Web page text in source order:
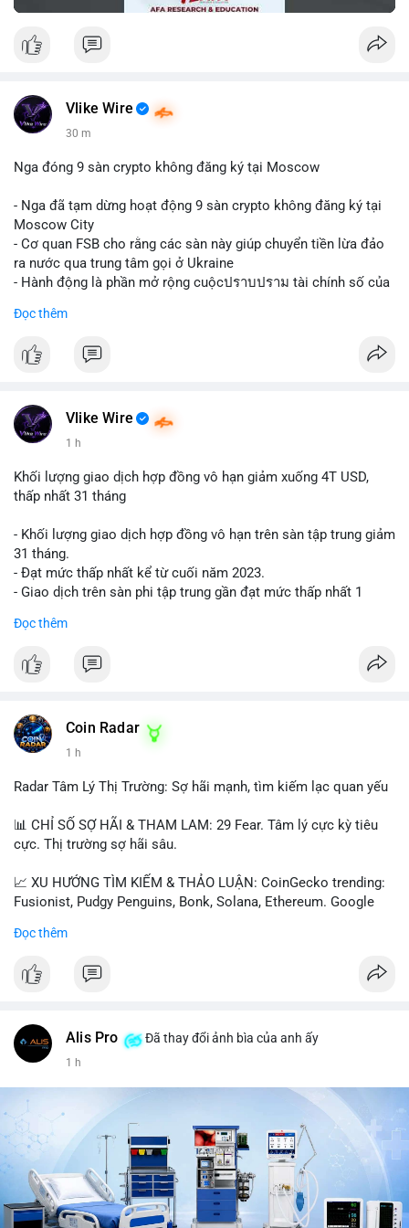
Vlike Wire
30 m
Nga đóng 9 sàn crypto không đăng ký tại Moscow
- Nga đã tạm dừng hoạt động 9 sàn crypto không đăng ký tại
Moscow City
- Cơ quan FSB cho rằng các sàn này giúp chuyển tiền lừa đảo
ra nước qua trung tâm gọi ở Ukraine
- Hành động là phần mở rộng cuộcปราบปราม tài chính số của
📰 Nguồn: Cointelegraph
Đọc thêm
Vlike Wire
1 h
Khối lượng giao dịch hợp đồng vô hạn giảm xuống 4T USD,
thấp nhất 31 tháng
- Khối lượng giao dịch hợp đồng vô hạn trên sàn tập trung giảm
31 tháng.
- Đạt mức thấp nhất kể từ cuối năm 2023.
- Giao dịch trên sàn phi tập trung gần đạt mức thấp nhất 1
#vlikevn #titanbot
Đọc thêm
Coin Radar
1 h
Radar Tâm Lý Thị Trường: Sợ hãi mạnh, tìm kiếm lạc quan yếu
📊 CHỈ SỐ SỢ HÃI & THAM LAM: 29 Fear. Tâm lý cực kỳ tiêu
cực. Thị trường sợ hãi sâu.
📈 XU HƯỚNG TÌM KIẾM & THẢO LUẬN: CoinGecko trending:
Fusionist, Pudgy Penguins, Bonk, Solana, Ethereum. Google
tiêu, vũ khí hạt nhân, đội tuyển Brasil, cúp U20 Châu Á.
UFC 310, Premier League, Champions League, NCAA Football,
MrBeast, Google. Binance Square: nhiều post về lệnh long, lợi
nhuận, $HFT/$SKYAI, $RIVER, $WLD, $ALLO, Top trader 30
💬 DÒNG CHẢY TIN TỨC & TRUYỀN THÔNG: Telegram
CoinTelegraph: Saylor nói Bitcoin không cần rõ ràng, Mỹ cần
rõ ràng; CEX futures volume giảm xuống $4 tỷ trong tháng 7,
thấp nhất từ tháng 12/2023; Prophet Market ra mắt thị trường
dự đoán human vs AI; Trump nói crypto làเรื่อง lớn, người dùng
Đọc thêm
Alis Pro Đã thay đổi ảnh bìa của anh ấy
1 h